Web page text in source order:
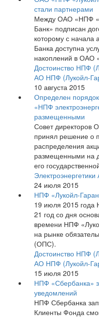
стали партнерами
Между ОАО «НПФ
Банк» подписан
которому с начала
Банка доступна
накоплений в ОАО
Достоинство НПФ
АО НПФ (Лукойл-
10 августа 2015
Определен
«НПФ
размещенными
Совет директоров
принял решение о
распределения
размещенными на
его
24 июля 2015
НПФ «Лукойл-
19 июля 2015 года
21 год со дня
времени НПФ
на рынке
(ОПС).
Достоинство НПФ
АО НПФ (Лукойл-
15 июля 2015
НПФ «Сбербанка»
уведомлений
НПФ Сбербанка
Клиенты Фонда